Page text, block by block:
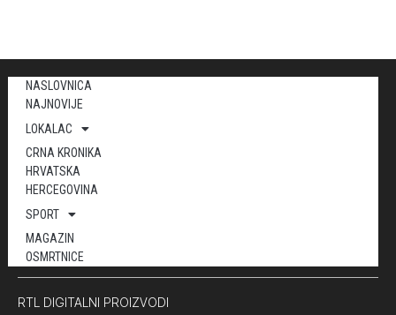
NASLOVNICA
NAJNOVIJE
LOKALAC
CRNA KRONIKA
HRVATSKA
HERCEGOVINA
SPORT
MAGAZIN
OSMRTNICE
RTL DIGITALNI PROIZVODI